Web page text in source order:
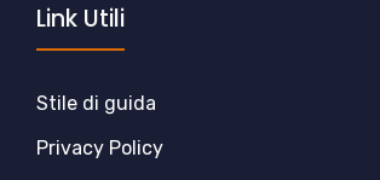
Link Utili
Stile di guida
Privacy Policy